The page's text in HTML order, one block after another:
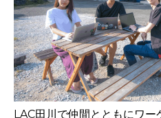
LAC田川で仲間とともにワー